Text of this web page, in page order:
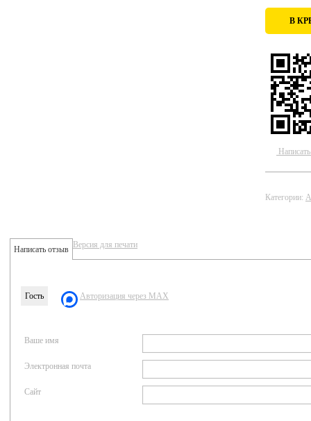
В
Категории:
Написать отзыв Версия для печати
Гость Авторизация через MAX
Ваше имя
Электронная почта
Сайт